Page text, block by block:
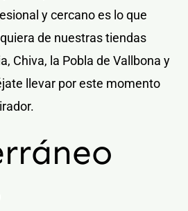
y cercano es lo que
de nuestras tiendas
Chiva, la Pobla de Vallbona y
llevar por este momento